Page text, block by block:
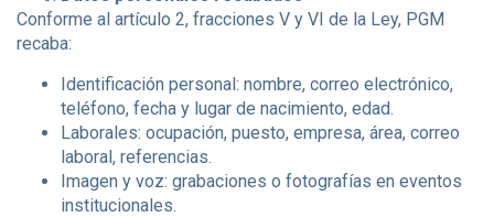
Conforme al artículo 2, fracciones V y VI de la Ley, PGM
recaba:
Identificación personal: nombre, correo electrónico,
teléfono, fecha y lugar de nacimiento, edad.
Laborales: ocupación, puesto, empresa, área, correo
laboral, referencias.
Imagen y voz: grabaciones o fotografías en eventos
institucionales.